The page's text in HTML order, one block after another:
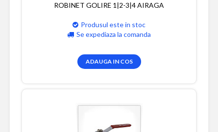
ROBINET GOLIRE 1|2-3|4 AIRAGA
Produsul este in stoc
Se expediaza la comanda
ADAUGA IN COS